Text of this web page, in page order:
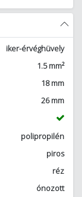
iker-érvéghüvely
1.5 mm²
18 mm
26 mm
polipropilén
piros
réz
ónozott